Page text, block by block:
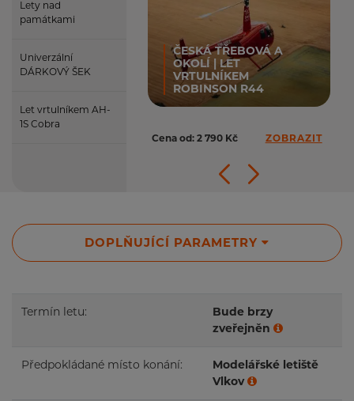
Lety nad
památkami
Univerzální
DÁRKOVÝ ŠEK
Let vrtulníkem AH-
1S Cobra
ČESKÁ TŘEBOVÁ A
OKOLÍ | LET
VRTULNÍKEM
ROBINSON R44
Cena od: 2 790 Kč ZOBRAZIT
DOPLŇUJÍCÍ PARAMETRY
Termín letu:
Bude brzy
zveřejněn
Předpokládané místo konání:
Modelářské letiště
Vlkov